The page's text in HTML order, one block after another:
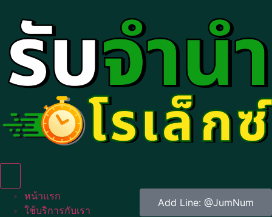
หน้าแรก
ใช้บริการกับเรา
Add Line: @JumNum